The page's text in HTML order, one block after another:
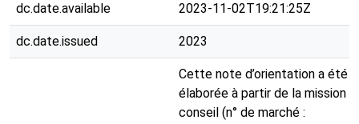
dc.date.available 2023-11-02T19:21:25Z
dc.date.issued 2023
Cette note d’orientation a été
élaborée à partir de la mission
conseil (n° de marché :